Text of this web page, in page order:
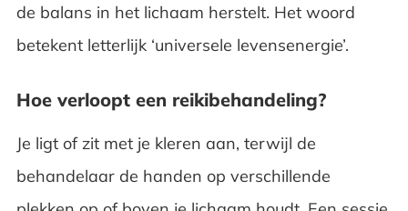
de balans in het lichaam herstelt. Het woord
betekent letterlijk ‘universele levensenergie’.
Hoe verloopt een reikibehandeling?
Je ligt of zit met je kleren aan, terwijl de
behandelaar de handen op verschillende